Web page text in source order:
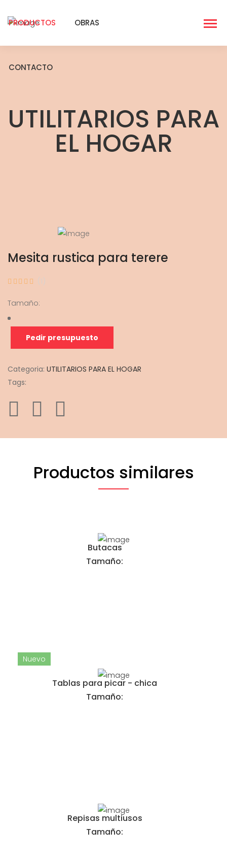
PRODUCTOS OBRAS
CONTACTO
UTILITARIOS PARA
EL HOGAR
Mesita rustica para terere
(1)
Tamaño:
Pedir presupuesto
Categoria: UTILITARIOS PARA EL HOGAR
Tags:
Productos similares
Butacas
Tamaño:
Nuevo
Tablas para picar - chica
Tamaño:
Repisas multiusos
Tamaño: